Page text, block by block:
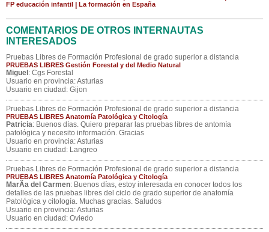
FP educación infantil La formación en España
COMENTARIOS DE OTROS INTERNAUTAS
INTERESADOS
Pruebas Libres de Formación Profesional de grado superior a distancia
PRUEBAS LIBRES Gestión Forestal y del Medio Natural
Miguel : Cgs Forestal
Usuario en provincia: Asturias
Usuario en ciudad: Gijon
Pruebas Libres de Formación Profesional de grado superior a distancia
PRUEBAS LIBRES Anatomía Patológica y Citología
Patricia: Buenos días. Quiero preparar las pruebas libres de antomía
patológica y necesito información. Gracias
Usuario en provincia: Asturias
Usuario en ciudad: Langreo
Pruebas Libres de Formación Profesional de grado superior a distancia
PRUEBAS LIBRES Anatomía Patológica y Citología
MarÃ­a del Carmen: Buenos días, estoy interesada en conocer todos los
detalles de las pruebas libres del ciclo de grado superior de anatomía
Patológica y citología. Muchas gracias. Saludos
Usuario en provincia: Asturias
Usuario en ciudad: Oviedo